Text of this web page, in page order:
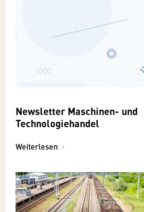
Newsletter Maschinen- und
Technologiehandel
Weiterlesen